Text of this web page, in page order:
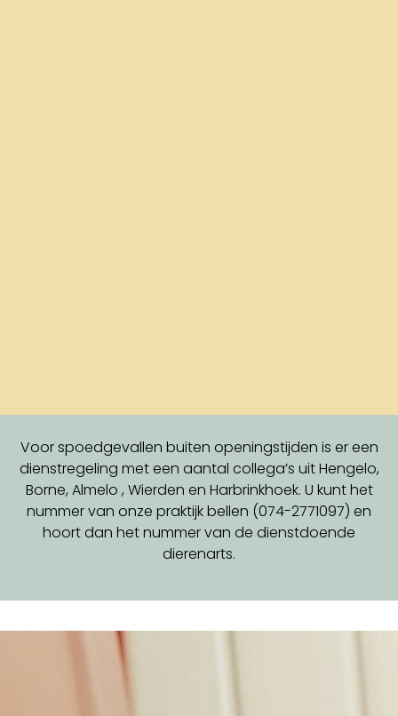
Voor spoedgevallen buiten openingstijden is er een
dienstregeling met een aantal collega’s uit Hengelo,
Borne, Almelo , Wierden en Harbrinkhoek. U kunt het
nummer van onze praktijk bellen (074-2771097) en
hoort dan het nummer van de dienstdoende
dierenarts.